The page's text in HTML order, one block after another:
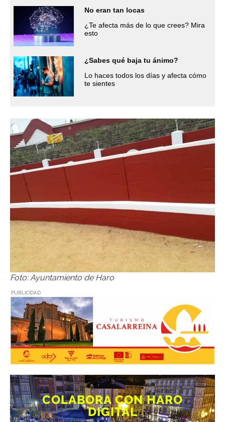
No eran tan locas
¿Te afecta más de lo que crees? Mira
esto
¿Sabes qué baja tu ánimo?
Lo haces todos los días y afecta cómo
te sientes
Foto: Ayuntamiento de Haro
PUBLICIDAD
COLABORA CON HARO
DIGITAL